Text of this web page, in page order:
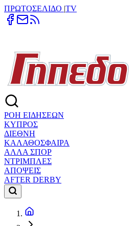
ΠΡΩΤΟΣΕΛΙΔΟ |TV
ΡΟΗ ΕΙΔΗΣΕΩΝ
ΚΥΠΡΟΣ
ΔΙΕΘΝΗ
ΚΑΛΑΘΟΣΦΑΙΡΑ
ΑΛΛΑ ΣΠΟΡ
ΝΤΡΙΜΠΛΕΣ
ΑΠΟΨΕΙΣ
AFTER DERBY